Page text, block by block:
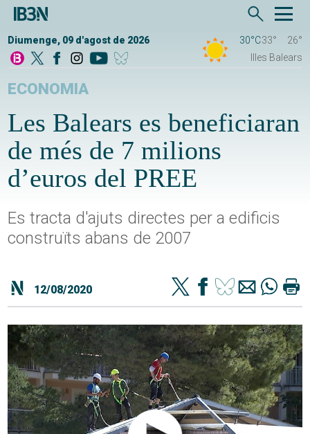
Diumenge, 09 d'agost de 2026 30°C33°
26°
Illes Balears
ECONOMIA
Les Balears es beneficiaran
de més de 7 milions
d’euros del PREE
Es tracta d'ajuts directes per a edificis
construïts abans de 2007
12/08/2020